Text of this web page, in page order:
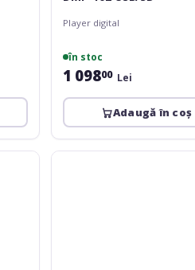
Player digital
în stoc
1 09800 Lei
Adaugă în coș
Tascam